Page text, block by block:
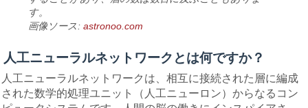
す。
画像ソース:astronoo.com
人工ニューラルネットワークとは何ですか？
人工ニューラルネットワークは、相互に接続された層に編成
された数学的処理ユニット（人工ニューロン）からなるコン